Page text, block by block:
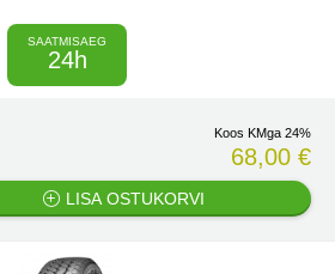
SAATMISAEG
24h
Koos KMga 24%
68,00 €
LISA OSTUKORVI